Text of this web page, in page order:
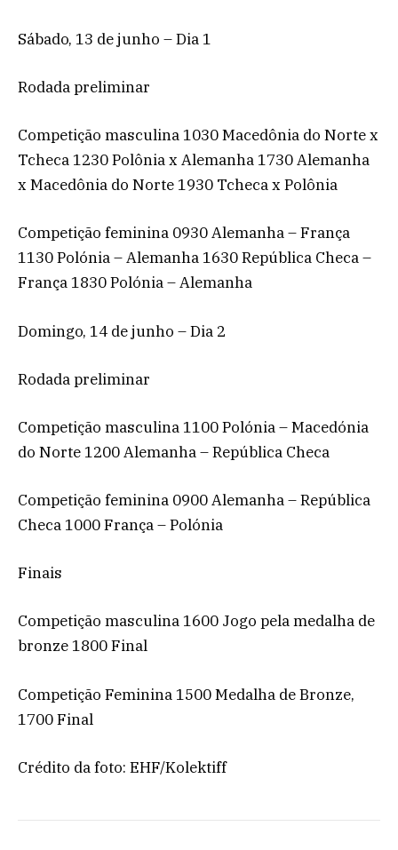
Sábado, 13 de junho – Dia 1
Rodada preliminar
Competição masculina 1030 Macedônia do Norte x
Tcheca 1230 Polônia x Alemanha 1730 Alemanha
x Macedônia do Norte 1930 Tcheca x Polônia
Competição feminina 0930 Alemanha – França
1130 Polónia – Alemanha 1630 República Checa –
França 1830 Polónia – Alemanha
Domingo, 14 de junho – Dia 2
Rodada preliminar
Competição masculina 1100 Polónia – Macedónia
do Norte 1200 Alemanha – República Checa
Competição feminina 0900 Alemanha – República
Checa 1000 França – Polónia
Finais
Competição masculina 1600 Jogo pela medalha de
bronze 1800 Final
Competição Feminina 1500 Medalha de Bronze,
1700 Final
Crédito da foto: EHF/Kolektiff